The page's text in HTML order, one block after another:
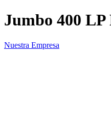
Jumbo 400
Nuestra Empresa